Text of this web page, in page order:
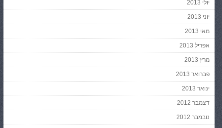
יולי 2013
יוני 2013
מאי 2013
אפריל 2013
מרץ 2013
פברואר 2013
ינואר 2013
דצמבר 2012
נובמבר 2012